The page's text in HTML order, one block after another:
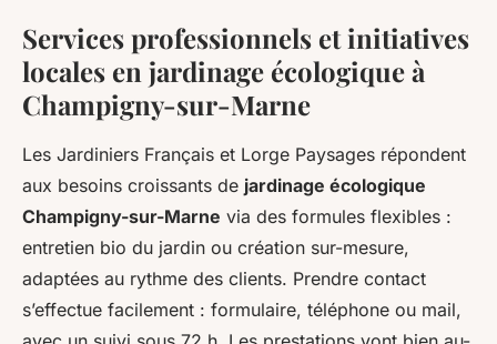
Services professionnels et initiatives
locales en jardinage écologique à
Champigny-sur-Marne
Les Jardiniers Français et Lorge Paysages répondent
aux besoins croissants de jardinage écologique
Champigny-sur-Marne via des formules flexibles :
entretien bio du jardin ou création sur-mesure,
adaptées au rythme des clients. Prendre contact
s’effectue facilement : formulaire, téléphone ou mail,